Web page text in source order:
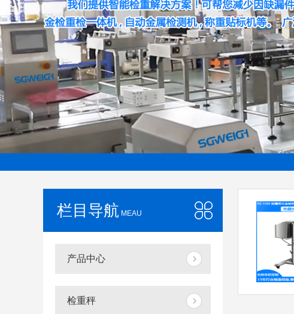
当前位置：首页> 金属检测仪
栏目导航 MEAU
产品中心
检重秤